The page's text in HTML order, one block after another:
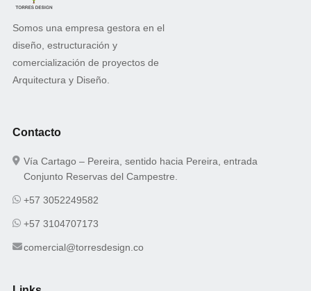
Somos una empresa gestora en el
diseño, estructuración y
comercialización de proyectos de
Arquitectura y Diseño.
Contacto
Vía Cartago – Pereira, sentido hacia Pereira, entrada
Conjunto Reservas del Campestre.
+57 3052249582
+57 3104707173
comercial@torresdesign.co